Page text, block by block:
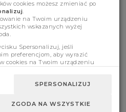
(332)
cookies możesz zmieniać po
na Twoim urządzeniu
wskazanych wyżej
Spersonalizuj, jeśli
preferencjom, aby wyrazić
cookies na Twoim urządzeniu
SPERSONALIZUJ
ZGODA NA WSZYSTKIE